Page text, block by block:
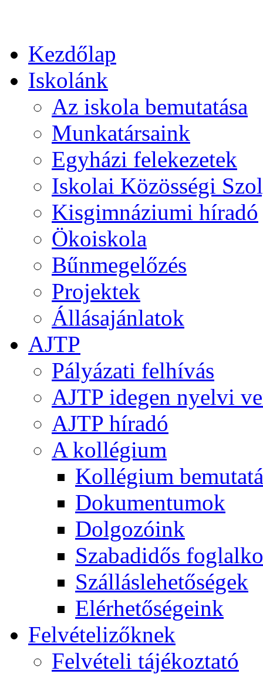
Kezdőlap
Iskolánk
Az iskola bemutatása
Munkatársaink
Egyházi felekezetek
Iskolai Közösségi
Kisgimnáziumi híradó
Ökoiskola
Bűnmegelőzés
Projektek
Állásajánlatok
AJTP
Pályázati felhívás
AJTP idegen nyelvi
AJTP híradó
A kollégium
Kollégium
Dokumentumok
Dolgozóink
Szabadidős
Szálláslehetőségek
Elérhetőségeink
Felvételizőknek
Felvételi tájékoztató